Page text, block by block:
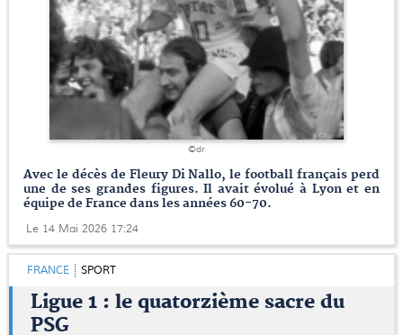
©dr
Avec le décès de Fleury Di Nallo, le football français perd
une de ses grandes figures. Il avait évolué à Lyon et en
équipe de France dans les années 60-70.
Le 14 Mai 2026 17:24
FRANCE SPORT
Ligue 1 : le quatorzième sacre du
PSG